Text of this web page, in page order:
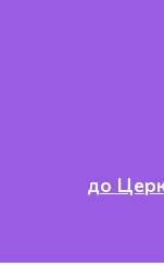
до